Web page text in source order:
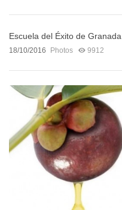
Escuela del Éxito de Granada
18/10/2016 Photos 9912